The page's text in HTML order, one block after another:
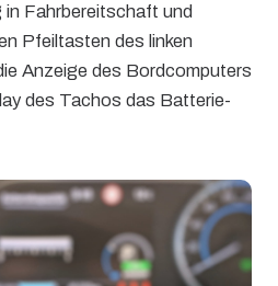
Fahrbereitschaft und
Pfeiltasten des linken
Anzeige des Bordcomputers
des Tachos das Batterie-